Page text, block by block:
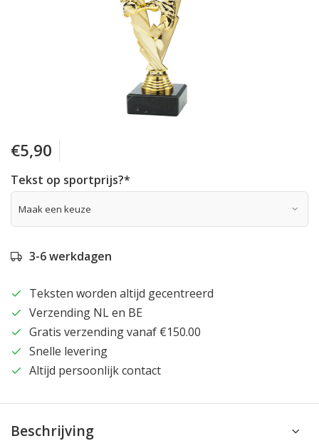
€5,90
Tekst op sportprijs?*
3-6 werkdagen
Teksten worden altijd gecentreerd
Verzending NL en BE
Gratis verzending vanaf €150.00
Snelle levering
Altijd persoonlijk contact
Beschrijving